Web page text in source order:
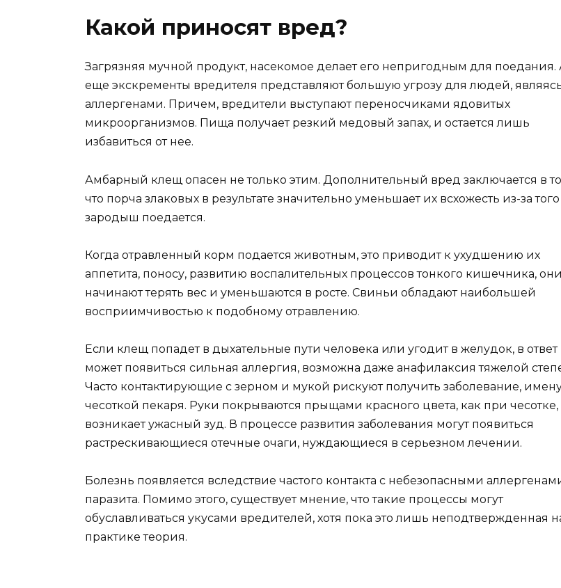
Какой приносят вред?
Загрязняя мучной продукт, насекомое делает его непригодным для поедания.
еще экскременты вредителя представляют большую угрозу для людей,
аллергенами. Причем, вредители выступают переносчиками ядовитых
микроорганизмов. Пища получает резкий медовый запах, и остается лишь
избавиться от нее.
Амбарный клещ опасен не только этим. Дополнительный вред заключается в
что порча злаковых в результате значительно уменьшает их всхожесть из-за того
зародыш поедается.
Когда отравленный корм подается животным, это приводит к ухудшению их
аппетита, поносу, развитию воспалительных процессов тонкого кишечника, они
начинают терять вес и уменьшаются в росте. Свиньи обладают наибольшей
восприимчивостью к подобному отравлению.
Если клещ попадет в дыхательные пути человека или угодит в желудок, в ответ
может появиться сильная аллергия, возможна даже анафилаксия тяжелой
Часто контактирующие с зерном и мукой рискуют получить заболевание,
чесоткой пекаря. Руки покрываются прыщами красного цвета, как при чесотке,
возникает ужасный зуд. В процессе развития заболевания могут появиться
растрескивающиеся отечные очаги, нуждающиеся в серьезном лечении.
Болезнь появляется вследствие частого контакта с небезопасными
паразита. Помимо этого, существует мнение, что такие процессы могут
обуславливаться укусами вредителей, хотя пока это лишь неподтвержденная
практике теория.